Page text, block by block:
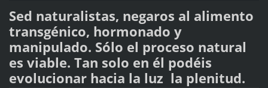
Sed naturalistas, negaros al alimento
transgénico, hormonado y
manipulado. Sólo el proceso natural
es viable. Tan solo en él podéis
evolucionar hacia la luz la plenitud.